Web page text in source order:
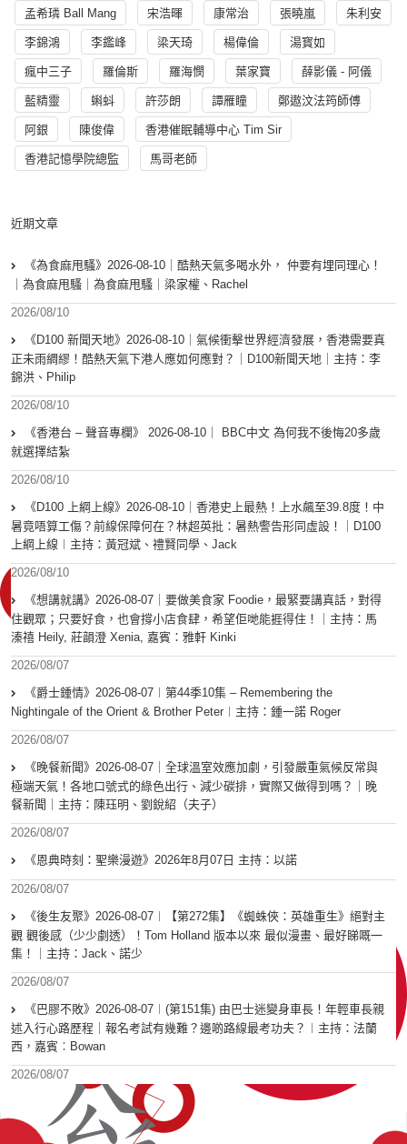
孟希璘 Ball Mang 宋浩暉 康常治 張曉嵐 朱利安
李錦鴻 李鑑峰 梁天琦 楊偉倫 湯寳如
瘋中三子 羅倫斯 羅海憫 葉家寶 薛影儀 - 阿儀
藍精靈 蝌蚪 許莎朗 譚雁瞳 鄭遨汶法筠師傅
阿銀 陳俊偉 香港催眠輔導中心 Tim Sir
香港記憶學院總監 馬哥老師
近期文章
《為食麻甩騷》2026-08-10｜酷熱天氣多喝水外， 仲要有埋同理心！
｜為食麻甩騷｜為食麻甩騷｜梁家權、Rachel
2026/08/10
《D100 新聞天地》2026-08-10｜氣候衝擊世界經濟發展，香港需要真
正未雨綢繆！酷熱天氣下港人應如何應對？｜D100新聞天地｜主持：李
錦洪、Philip
2026/08/10
《香港台 – 聲音專欄》 2026-08-10｜ BBC中文 為何我不後悔20多歲
就選擇結紮
2026/08/10
《D100 上綱上線》2026-08-10｜香港史上最熱！上水飆至39.8度！中
暑竟唔算工傷？前線保障何在？林超英批：暑熱警告形同虛設！｜D100
上綱上線︱主持：黃冠斌、禮賢同學、Jack
2026/08/10
《想講就講》2026-08-07｜要做美食家 Foodie，最緊要講真話，對得
住觀眾；只要好食，也會撐小店食肆，希望佢哋能捱得住！｜主持：馬
溱禧 Heily, 莊韻澄 Xenia, 嘉賓：雅軒 Kinki
2026/08/07
《爵士鍾情》2026-08-07︱第44季10集 – Remembering the
Nightingale of the Orient & Brother Peter︱主持：鍾一諾 Roger
2026/08/07
《晚餐新聞》2026-08-07｜全球溫室效應加劇，引發嚴重氣候反常與
極端天氣！各地口號式的綠色出行、減少碳排，實際又做得到嗎？｜晚
餐新聞｜主持：陳珏明、劉銳紹（夫子）
2026/08/07
《恩典時刻：聖樂漫遊》2026年8月07日 主持：以諾
2026/08/07
《後生友聚》2026-08-07︱【第272集】《蜘蛛俠：英雄重生》絕對主
觀 觀後感（少少劇透）！Tom Holland 版本以來 最似漫畫、最好睇嘅一
集！｜主持：Jack、諾少
2026/08/07
《巴膠不敗》2026-08-07︱(第151集) 由巴士迷變身車長！年輕車長親
述入行心路歷程｜報名考試有幾難？邊啲路線最考功夫？︱主持：法蘭
西，嘉賓︰Bowan
2026/08/07